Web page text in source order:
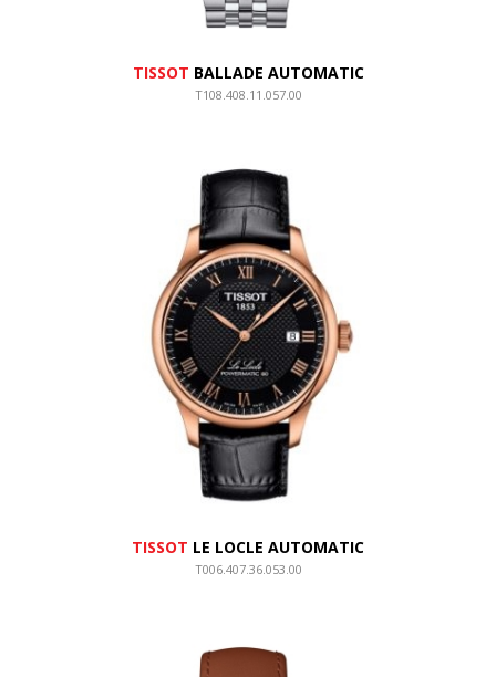
TISSOT BALLADE AUTOMATIC
T108.408.11.057.00
TISSOT LE LOCLE AUTOMATIC
T006.407.36.053.00